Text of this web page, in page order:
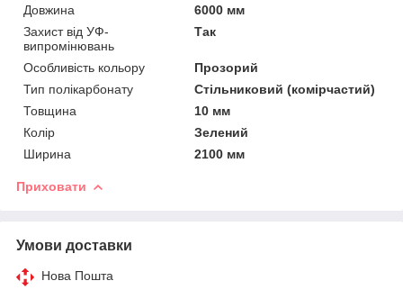
Довжина
6000 мм
Захист від УФ-
випромінювань
Так
Особливість кольору
Прозорий
Тип полікарбонату
Стільниковий (комірчастий)
Товщина
10 мм
Колір
Зелений
Ширина
2100 мм
Приховати
Умови доставки
Нова Пошта